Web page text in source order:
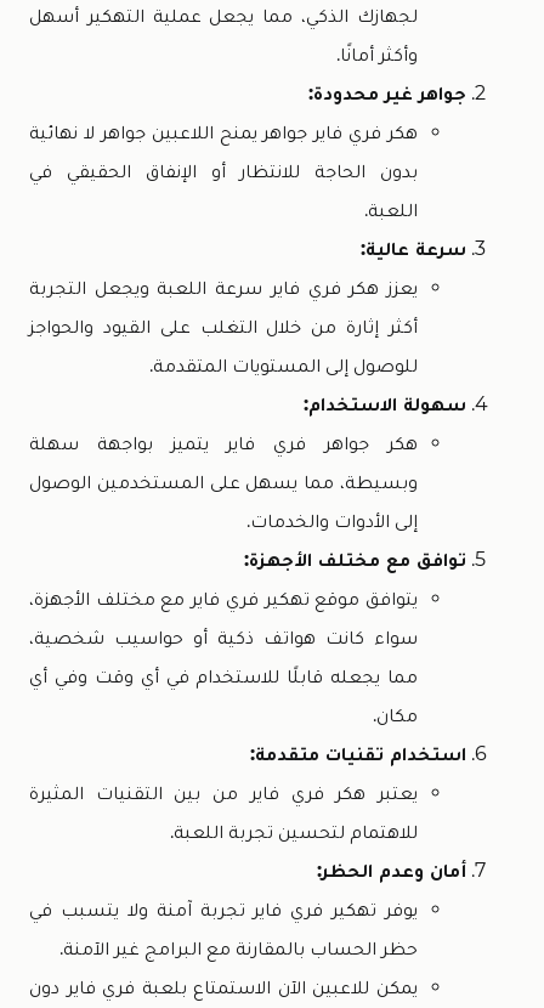
لجهازك الذكي، مما يجعل عملية التهكير أسهل
وأكثر أمانًا.
جواهر غير محدودة:
هكر فري فاير جواهر يمنح اللاعبين جواهر لا نهائية
بدون الحاجة للانتظار أو الإنفاق الحقيقي في
اللعبة.
سرعة عالية:
يعزز هكر فري فاير سرعة اللعبة ويجعل التجربة
أكثر إثارة من خلال التغلب على القيود والحواجز
للوصول إلى المستويات المتقدمة.
سهولة الاستخدام:
هكر جواهر فري فاير يتميز بواجهة سهلة
وبسيطة، مما يسهل على المستخدمين الوصول
إلى الأدوات والخدمات.
توافق مع مختلف الأجهزة:
يتوافق موقع تهكير فري فاير مع مختلف الأجهزة،
سواء كانت هواتف ذكية أو حواسيب شخصية،
مما يجعله قابلًا للاستخدام في أي وقت وفي أي
مكان.
استخدام تقنيات متقدمة:
يعتبر هكر فري فاير من بين التقنيات المثيرة
للاهتمام لتحسين تجربة اللعبة.
أمان وعدم الحظر:
يوفر تهكير فري فاير تجربة آمنة ولا يتسبب في
حظر الحساب بالمقارنة مع البرامج غير الآمنة.
يمكن للاعبين الآن الاستمتاع بلعبة فري فاير دون